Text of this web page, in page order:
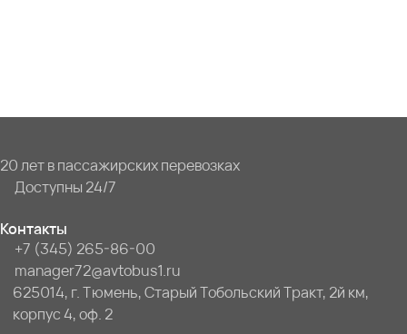
20 лет в пассажирских перевозках
Доступны 24/7
Контакты
+7 (345) 265-86-00
manager72@avtobus1.ru
625014, г. Тюмень, Старый Тобольский Тракт, 2й км,
корпус 4, оф. 2